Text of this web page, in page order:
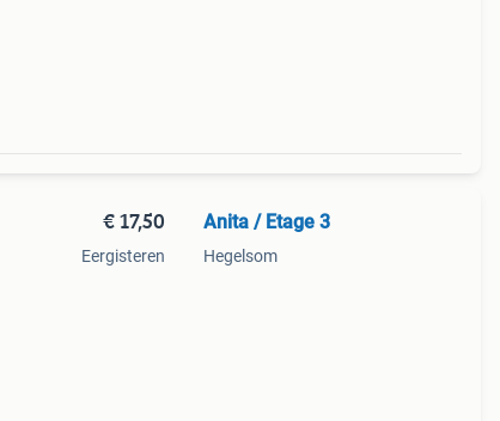
€ 17,50
Eergisteren
Anita / Etage 3
Hegelsom